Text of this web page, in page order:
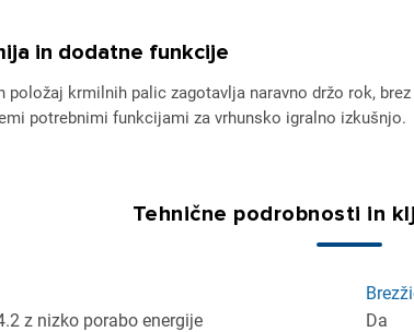
in dodatne funkcije
položaj krmilnih palic zagotavlja naravno držo rok,
potrebnimi funkcijami za vrhunsko igralno izkušnjo.
Tehnične podrobnosti in
z nizko porabo energije
Da
Prijava